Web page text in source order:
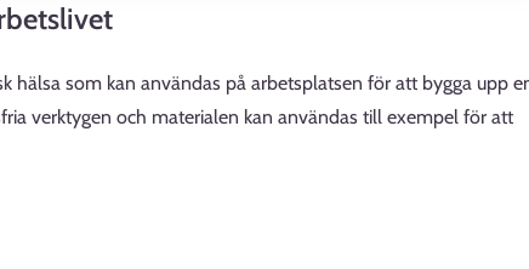
hälsa som kan användas på arbetsplatsen för att bygga upp
verktygen och materialen kan användas till exempel för att